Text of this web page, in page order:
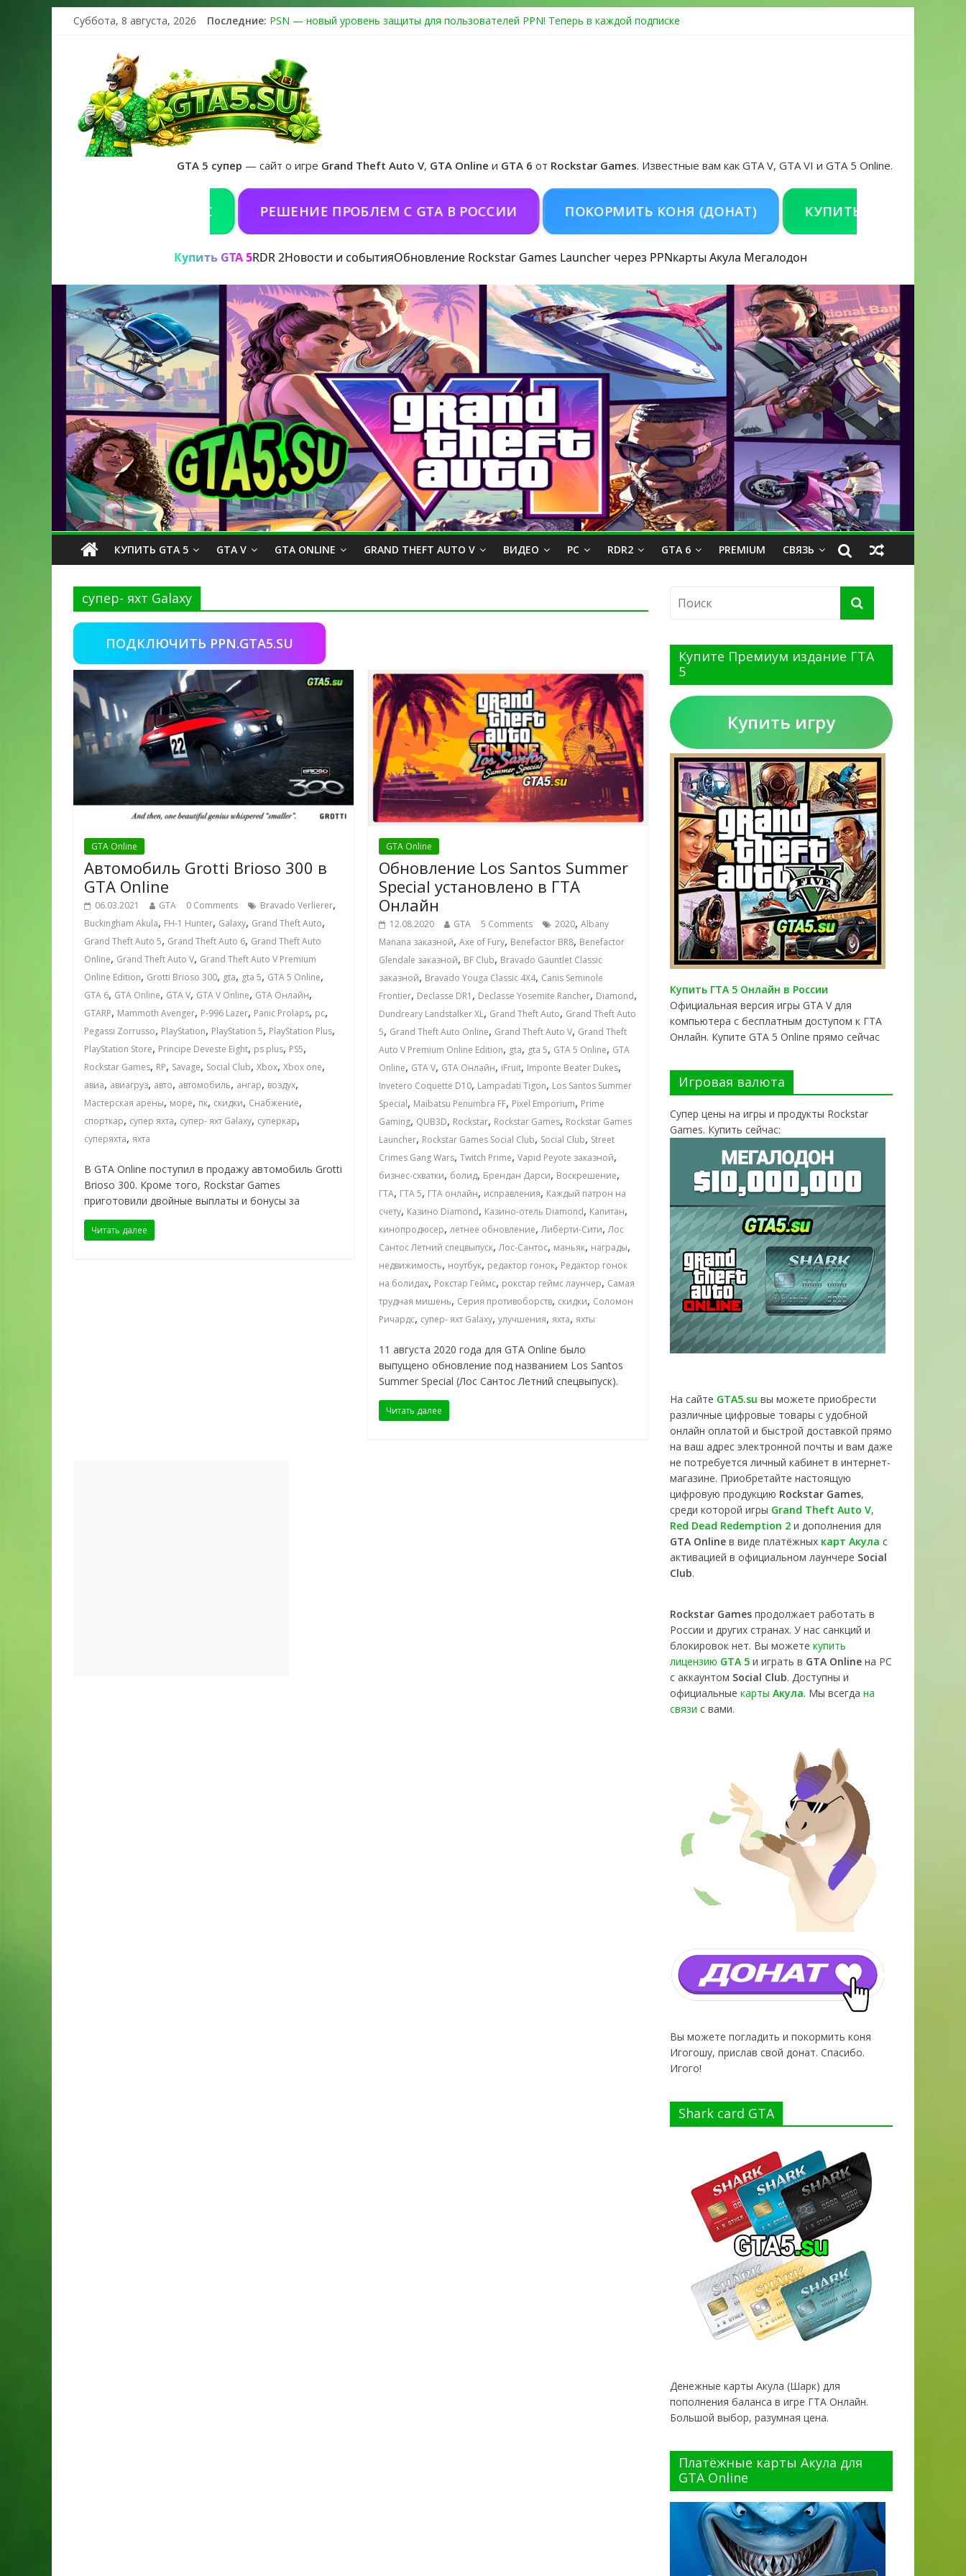
Суббота, 8 августа, 2026 Последние: PSN — новый уровень защиты для пользователей PPN! Теперь в каждой подписке
Получайте особые награды в GTA Online по программе Fine Art Collector
GTA 6 официальная обложка игры и Предзаказ Grand Theft Auto VI
GTA 5 супер — сайт о игре Grand Theft Auto V, GTA Online и GTA 6 от Rockstar Games. Известные вам как GTA V, GTA VI и GTA 5 Online.
РЕШЕНИЕ ПРОБЛЕМ С GTA В РОССИИ ПОКОРМИТЬ КОНЯ (ДОНАТ) КУПИТЬ GTA 5 ONLINE НА PC
Купить GTA 5RDR 2Новости и событияОбновление Rockstar Games Launcher через PPNкарты Акула Мегалодон
КУПИТЬ GTA 5 GTA V GTA ONLINE GRAND THEFT AUTO V ВИДЕО PC RDR2 GTA 6 PREMIUM СВЯЗЬ
супер- яхт Galaxy
ПОДКЛЮЧИТЬ PPN.GTA5.SU
GTA Online
Автомобиль Grotti Brioso 300 в
GTA Online
06.03.2021 GTA 0 Comments Bravado Verlierer,
Buckingham Akula, FH-1 Hunter, Galaxy, Grand Theft Auto,
Grand Theft Auto 5, Grand Theft Auto 6, Grand Theft Auto
Online, Grand Theft Auto V, Grand Theft Auto V Premium
Online Edition, Grotti Brioso 300, gta, gta 5, GTA 5 Online,
GTA 6, GTA Online, GTA V, GTA V Online, GTA Онлайн,
GTARP, Mammoth Avenger, P-996 Lazer, Panic Prolaps, pc,
Pegassi Zorrusso, PlayStation, PlayStation 5, PlayStation Plus,
PlayStation Store, Principe Deveste Eight, ps plus, PS5,
Rockstar Games, RP, Savage, Social Club, Xbox, Xbox one,
авиа, авиагруз, авто, автомобиль, ангар, воздух,
Мастерская арены, море, пк, скидки, Снабжение,
спорткар, супер яхта, супер- яхт Galaxy, суперкар,
суперяхта, яхта
В GTA Online поступил в продажу автомобиль Grotti
Brioso 300. Кроме того, Rockstar Games
приготовили двойные выплаты и бонусы за
Читать далее
GTA Online
Обновление Los Santos Summer
Special установлено в ГТА
Онлайн
12.08.2020 GTA 5 Comments 2020,Albany
Manana заказной,Axe of Fury, Benefactor BR8, Benefactor
Glendale заказной, BF Club, Bravado Gauntlet Classic
заказной, Bravado Youga Classic 4X4, Canis Seminole
Frontier, Declasse DR1 , Declasse Yosemite Rancher, Diamond,
Dundreary Landstalker XL, Grand Theft Auto, Grand Theft Auto
5, Grand Theft Auto Online, Grand Theft Auto V, Grand Theft
Auto V Premium Online Edition, gta, gta 5, GTA 5 Online, GTA
Online, GTA V, GTA Онлайн, iFruit, Imponte Beater Dukes,
Invetero Coquette D10, Lampadati Tigon, Los Santos Summer
Special, Maibatsu Penumbra FF, Pixel Emporium, Prime
Gaming, QUB3D, Rockstar, Rockstar Games, Rockstar Games
Launcher, Rockstar Games Social Club, Social Club, Street
Crimes Gang Wars,Twitch Prime,Vapid Peyote заказной,
бизнес-схватки, болид, Брендан Дарси, Воскрешение,
ГТА, ГТА 5, ГТА онлайн, исправления, Каждый патрон на
счету, Казино Diamond, Казино-отель Diamond, Капитан,
кинопродюсер,летнее обновление,Либерти-Сити,Лос
Сантос Летний спецвыпуск,Лос-Сантос, маньяк, награды,
недвижимость, ноутбук, редактор гонок, Редактор гонок
на болидах, Рокстар Геймс, рокстар геймс лаунчер, Самая
трудная мишень, Серия противоборств, скидки, Соломон
Ричардс, супер- яхт Galaxy,улучшения, яхта, яхты
11 августа 2020 года для GTA Online было
выпущено обновление под названием Los Santos
Summer Special (Лос Сантос Летний спецвыпуск).
Читать далее
Купите Премиум издание ГТА
5
Купить игру
Купить ГТА 5 Онлайн в России
Официальная версия игры GTA V для
компьютера с бесплатным доступом к ГТА
Онлайн. Купите GTA 5 Online прямо сейчас
Игровая валюта
Супер цены на игры и продукты Rockstar
Games. Купить сейчас:
На сайте GTA5.su вы можете приобрести
различные цифровые товары с удобной
онлайн оплатой и быстрой доставкой прямо
на ваш адрес электронной почты и вам даже
не потребуется личный кабинет в интернет-
магазине. Приобретайте настоящую
цифровую продукцию Rockstar Games,
среди которой игры Grand Theft Auto V,
Red Dead Redemption 2 и дополнения для
GTA Online в виде платёжных карт Акула с
активацией в официальном лаунчере Social
Club.
Rockstar Games продолжает работать в
России и других странах. У нас санкций и
блокировок нет. Вы можете купить
лицензию GTA 5 и играть в GTA Online на PC
с аккаунтом Social Club. Доступны и
официальные карты Акула. Мы всегда на
связи с вами.
Вы можете погладить и покормить коня
Игогошу, прислав свой донат. Спасибо.
Игого!
Shark card GTA
Денежные карты Акула (Шарк) для
пополнения баланса в игре ГТА Онлайн.
Большой выбор, разумная цена.
Платёжные карты Акула для
GTA Online